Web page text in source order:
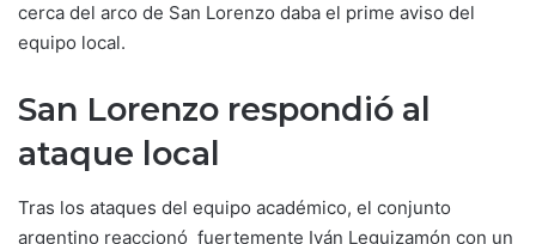
cerca del arco de San Lorenzo daba el prime aviso del
equipo local.
San Lorenzo respondió al
ataque local
Tras los ataques del equipo académico, el conjunto
argentino reaccionó fuertemente Iván Leguizamón con un